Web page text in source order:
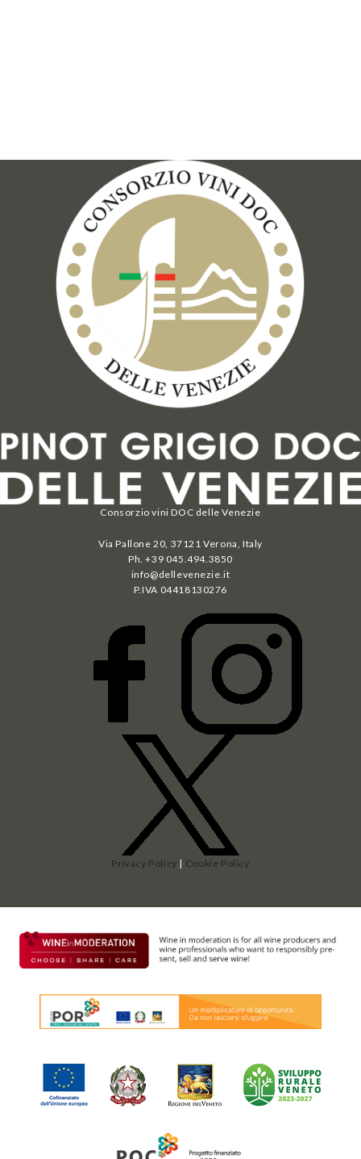
Consorzio vini DOC delle Venezie
Via Pallone 20, 37121 Verona, Italy
Ph. +39 045.494.3850
info@dellevenezie.it
P.IVA 04418130276
Privacy Policy | Cookie Policy